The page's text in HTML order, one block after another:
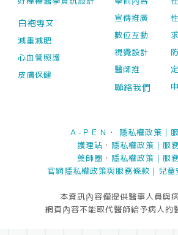
白袍專文
減重減肥
心血管照護
皮膚保健
宣傳推廣
數位互動
視覺設計
醫師推
聯絡我們
Ａ-ＰＥＮ ・ 隱私權政策 ｜
護理站 ・ 隱私權政策 ｜ 服
藥師圈 ・ 隱私權政策 ｜ 服
官網隱私權政策與服務條款｜ 兒
本資訊內容僅提供醫事人員與病
網頁內容不能取代醫師給予病人的